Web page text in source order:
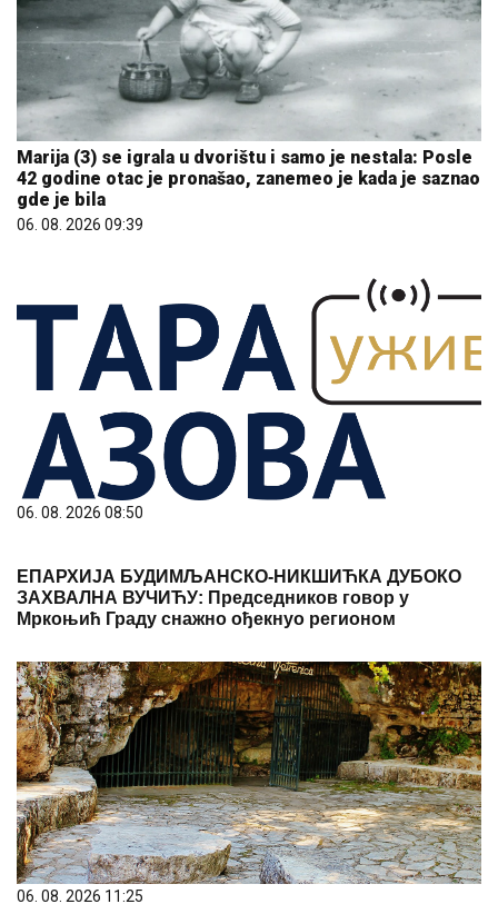
Marija (3) se igrala u dvorištu i samo je nestala: Posle
42 godine otac je pronašao, zanemeo je kada je saznao
gde je bila
06. 08. 2026 09:39
06. 08. 2026 08:50
ЕПАРХИЈА БУДИМЉАНСКО-НИКШИЋКА ДУБОКО
ЗАХВАЛНА ВУЧИЋУ: Председников говор у
Мркоњић Граду снажно ођекнуо регионом
06. 08. 2026 11:25